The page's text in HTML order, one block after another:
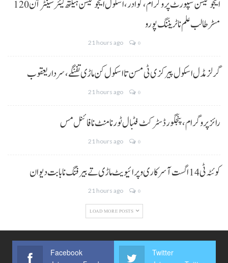
ایجوکیشن سپورٹ پروگرام،گوادر، اسکول ایجوکیشن ہیلتھ کیئر سینٹر آن 120
مسڑ طالب علم نا ٹریننگ پورو
21 hours ago 0
گرلز مڈل اسکول پیرکزی ٹی مسن تا اسکول کن ماڑی تفنگے، سردار یعقوب
21 hours ago 0
رائز پروگرام، پنجگور ڈسٹرکٹ فٹبال ٹورنامنٹ نا فائنل مس
21 hours ago 0
کوئٹہ ٹی 14 اگست آ سرکاری و پرائیویٹ ماڑی تے بیرفنگ نا بابت دیوان
21 hours ago 0
LOAD MORE POSTS
Facebook Twitter